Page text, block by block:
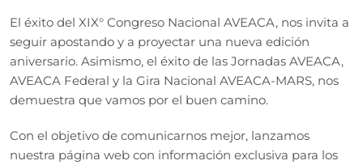
El éxito del XIX° Congreso Nacional AVEACA, nos invita a
seguir apostando y a proyectar una nueva edición
aniversario. Asimismo, el éxito de las Jornadas AVEACA,
AVEACA Federal y la Gira Nacional AVEACA-MARS, nos
demuestra que vamos por el buen camino.
Con el objetivo de comunicarnos mejor, lanzamos
nuestra página web con información exclusiva para los